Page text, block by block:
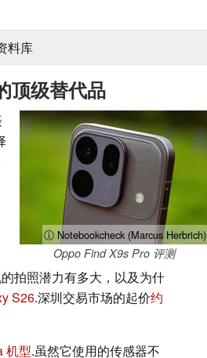
料库
顶级替代品
ⓘ Notebookcheck (Marcus Herbrich)
Oppo Find X9s Pro 评测
拍照潜力有多大，以及为什
S26.深圳交易市场的起价约
机型.虽然它使用的传感器不